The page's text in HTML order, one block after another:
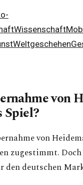
Wissenschaft
Weltgeschehen
von
Spiel?
von
zugestimmt. Doch
deutschen